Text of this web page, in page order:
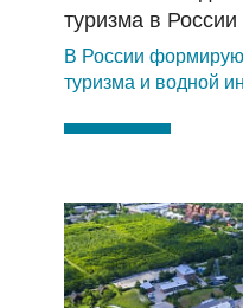
туризма в России
В России
туризма и водной